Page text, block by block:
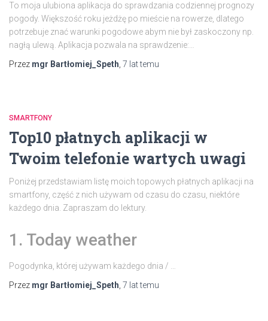
To moja ulubiona aplikacja do sprawdzania codziennej prognozy
pogody. Większość roku jeżdżę po mieście na rowerze, dlatego
potrzebuje znać warunki pogodowe abym nie był zaskoczony np.
nagłą ulewą. Aplikacja pozwala na sprawdzenie:…
Przez mgr Bartłomiej_Speth 7 lattemu
SMARTFONY
Top10 płatnych aplikacji w
Twoim telefonie wartych uwagi
Poniżej przedstawiam listę moich topowych płatnych aplikacji na
smartfony, część z nich używam od czasu do czasu, niektóre
każdego dnia. Zapraszam do lektury.
1. Today weather
Pogodynka, której używam każdego dnia / …
Przez mgr Bartłomiej_Speth 7 lattemu